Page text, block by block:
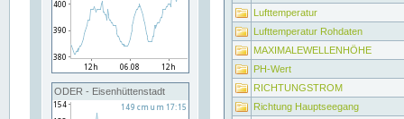
ODER - Eisenhüttenstadt
Lufttemperatur
Lufttemperatur Rohdaten
MAXIMALEWELLENHÖHE
PH-Wert
RICHTUNGSTROM
Richtung Hauptseegang